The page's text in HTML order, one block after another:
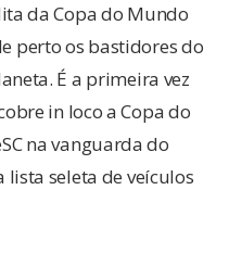
da Copa do Mundo
perto os bastidores do
É a primeira vez
in loco a Copa do
na vanguarda do
seleta de veículos